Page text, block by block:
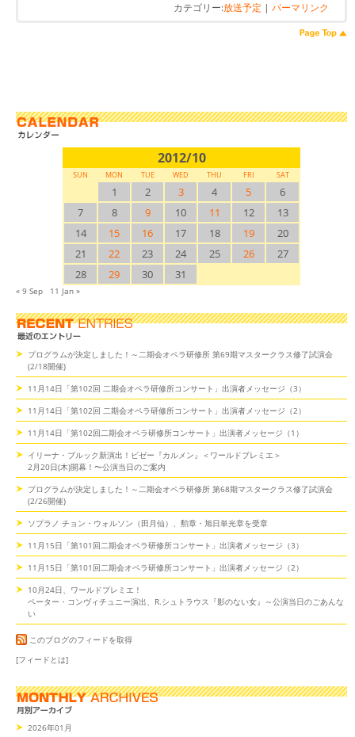
カテゴリー:放送予定 | パーマリンク
2012/10
SUN MON TUE WED THU FRI SAT
1 2 3 4 5
6
7
8 9 10 11 12
13
14
15 16 17 18 19
20
21
22 23 24 25 26
27
28
29 30 31
« 9 Sep 11 Jan »
プログラムが決定しました！～二期会オペラ研修所 第69期マスタークラス修了試演会
(2/18開催)
11月14日「第102回 二期会オペラ研修所コンサート」出演者メッセージ（3）
11月14日「第102回 二期会オペラ研修所コンサート」出演者メッセージ（2）
11月14日「第102回二期会オペラ研修所コンサート」出演者メッセージ（1）
イリーナ・ブルック新演出！ビゼー『カルメン』＜ワールドプレミエ＞
2月20日(木)開幕！〜公演当日のご案内
プログラムが決定しました！～二期会オペラ研修所 第68期マスタークラス修了試演会
(2/26開催)
ソプラノ チョン・ウォルソン（田月仙）、勲章・旭日単光章を受章
11月15日「第101回二期会オペラ研修所コンサート」出演者メッセージ（3）
11月15日「第101回二期会オペラ研修所コンサート」出演者メッセージ（2）
10月24日、ワールドプレミエ！
ペーター・コンヴィチュニー演出、R.シュトラウス『影のない女』～公演当日のごあんな
い
このブログのフィードを取得
[フィードとは]
2026年01月